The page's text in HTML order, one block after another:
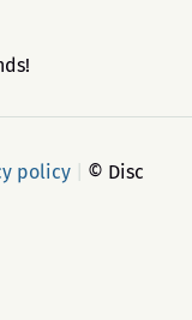
policy
© Disc